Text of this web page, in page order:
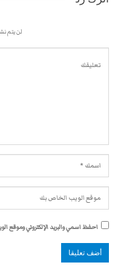
لن يتم
احفظ اسمي والبريد الإلكتروني وموقع